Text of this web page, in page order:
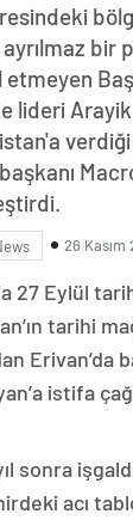
bir
etmeyen
lideri
26 Kasım
27 Eylül
tarihi
Erivan’da
istifa
sonra
acı